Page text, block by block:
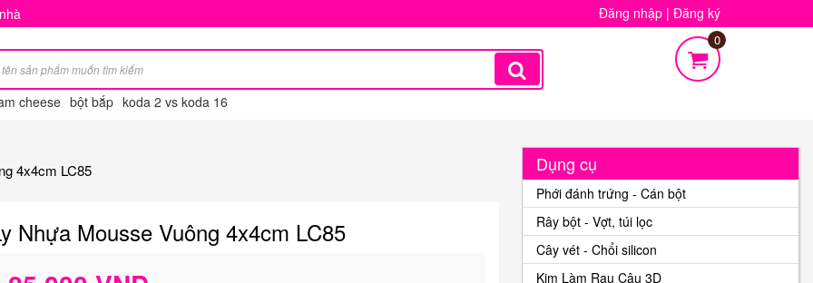
Đăng nhập | Đăng ký
cheese bột bắp koda 2 vs koda 16
0
4x4cm LC85
Nhựa Mousse Vuông 4x4cm LC85
Dụng cụ
Phới đánh trứng - Cán bột
Rây bột - Vợt, túi lọc
Cây vét - Chổi silicon
Kim Làm Rau Câu 3D